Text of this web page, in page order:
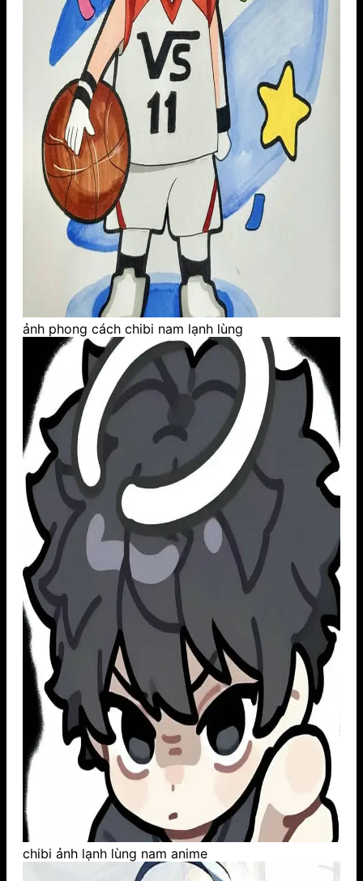
ảnh phong cách chibi nam lạnh lùng
chibi ảnh lạnh lùng nam anime